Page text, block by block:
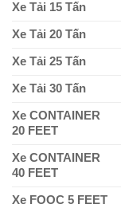
Xe Tải 15 Tấn
Xe Tải 20 Tấn
Xe Tải 25 Tấn
Xe Tải 30 Tấn
Xe CONTAINER
20 FEET
Xe CONTAINER
40 FEET
Xe FOOC 5 FEET